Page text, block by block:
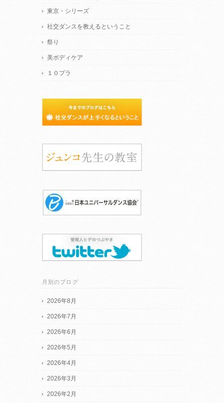
東京・シリーズ
社交ダンスを教えるということ
祭り
美ボディケア
１０プラ
月別のブログ
2026年8月
2026年7月
2026年6月
2026年5月
2026年4月
2026年3月
2026年2月